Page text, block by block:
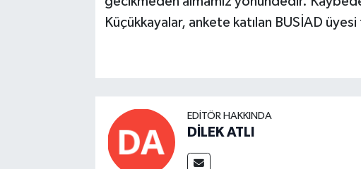
Küçükkayalar, ankete katılan BUSİAD
EDITÖR HAKKINDA
DİLEK ATLI